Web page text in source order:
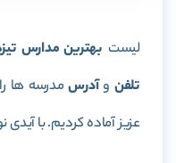
لیست بهترین مدارس
تلفن وآدرسمدرسه ها
عزیز آماده کردیم. با